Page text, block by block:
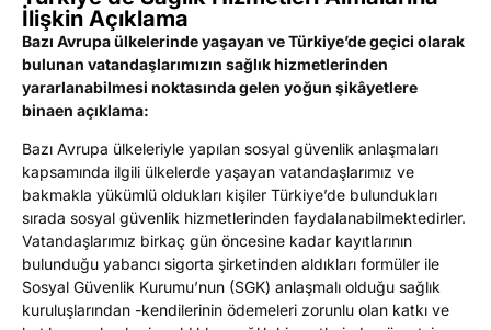
İlişkin Açıklama
Bazı Avrupa ülkelerinde yaşayan ve Türkiye’de geçici olarak
bulunan vatandaşlarımızın sağlık hizmetlerinden
yararlanabilmesi noktasında gelen yoğun şikâyetlere
binaen açıklama:
Bazı Avrupa ülkeleriyle yapılan sosyal güvenlik anlaşmaları
kapsamında ilgili ülkelerde yaşayan vatandaşlarımız ve
bakmakla yükümlü oldukları kişiler Türkiye’de bulundukları
sırada sosyal güvenlik hizmetlerinden faydalanabilmektedirler.
Vatandaşlarımız birkaç gün öncesine kadar kayıtlarının
bulunduğu yabancı sigorta şirketinden aldıkları formüler ile
Sosyal Güvenlik Kurumu’nun (SGK) anlaşmalı olduğu sağlık
kuruluşlarından -kendilerinin ödemeleri zorunlu olan katkı ve